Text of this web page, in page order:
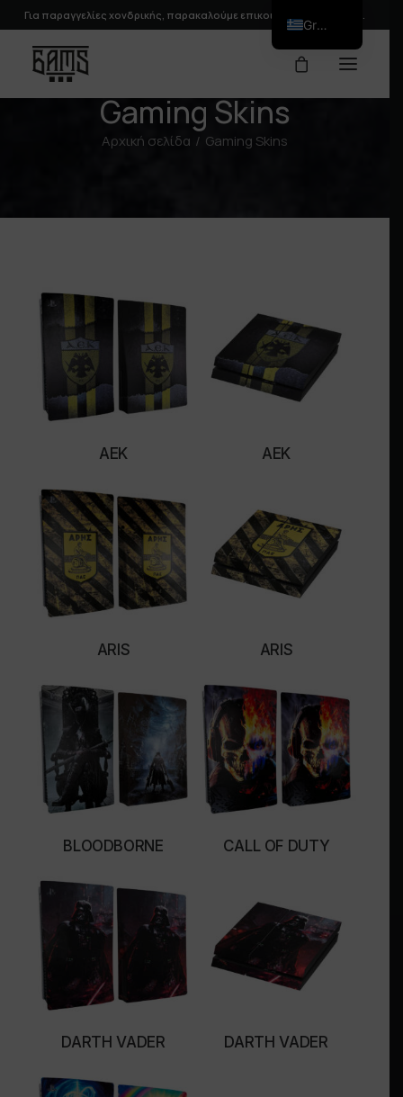
Για παραγγελίες χονδρικής, παρακαλούμε επικοινωνήστε μαζί μας.
Gaming Skins
Αρχική σελίδα Gaming Skins
AEK AEK
ARIS ARIS
BLOODBORNE CALL OF DUTY
DARTH VADER DARTH VADER
Greek